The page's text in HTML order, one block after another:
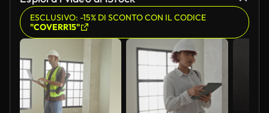
ESCLUSIVO: -15% DI SCONTO CON IL CODICE
"COVERR15"